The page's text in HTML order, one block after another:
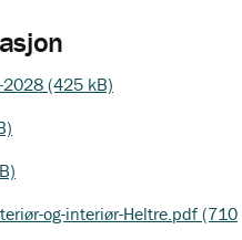
2028 (425 kB)
og-interiør-Heltre.pdf (710